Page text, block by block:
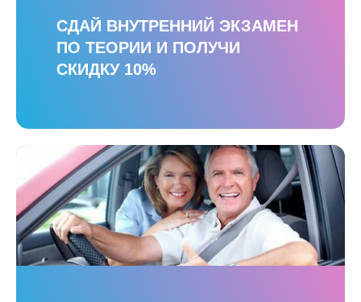
СДАЙ ВНУТРЕННИЙ ЭКЗАМЕН
ПО ТЕОРИИ И ПОЛУЧИ
СКИДКУ 10%